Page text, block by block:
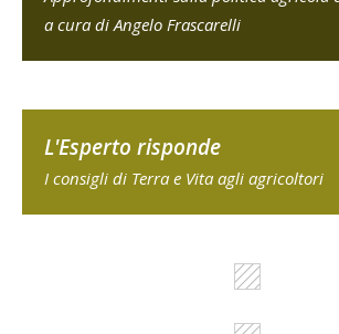
a cura di Angelo Frascarelli
L'Esperto risponde
I consigli di Terra e Vita agli agricoltori